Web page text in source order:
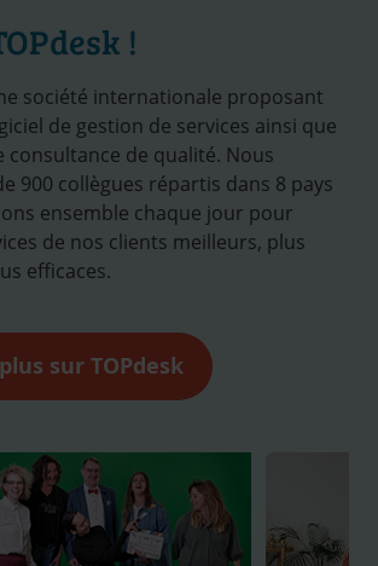
!
société internationale proposant
de gestion de services ainsi que
consultance de qualité. Nous
900 collègues répartis dans 8 pays
ensemble chaque jour pour
de nos clients meilleurs, plus
efficaces.
sur TOPdesk